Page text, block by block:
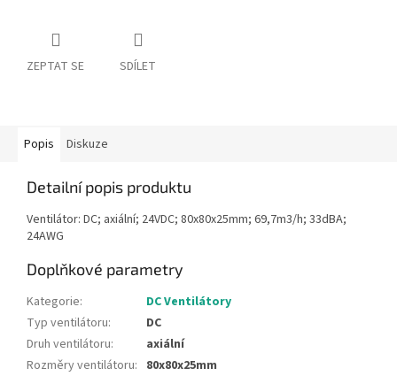
ZEPTAT SE SDÍLET
Popis Diskuze
Detailní popis produktu
Ventilátor: DC; axiální; 24VDC; 80x80x25mm; 69,7m3/h; 33dBA;
24AWG
Doplňkové parametry
Kategorie:
DC Ventilátory
Typ ventilátoru:
DC
Druh ventilátoru:
axiální
Rozměry ventilátoru: 80x80x25mm